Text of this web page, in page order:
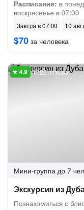
Расписание: в
воскресенье в 07:00
Завтра в 07:00 10 авг
$70 за человека
1622 отзыва
Мини-группа до 7
Экскурсия из
Познакомиться с